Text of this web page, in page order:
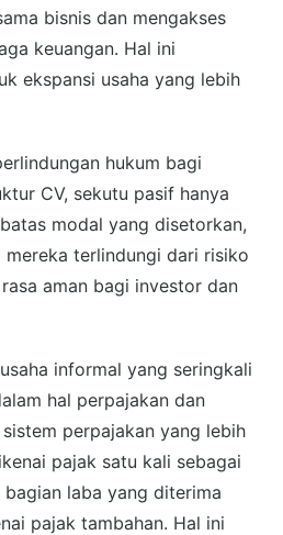
bisnis dan mengakses
keuangan. Hal ini
ekspansi usaha yang lebih
hukum bagi
CV, sekutu pasif hanya
modal yang disetorkan,
terlindungi dari risiko
aman bagi investor dan
informal yang seringkali
hal perpajakan dan
perpajakan yang lebih
pajak satu kali sebagai
bagian laba yang diterima
pajak tambahan. Hal ini